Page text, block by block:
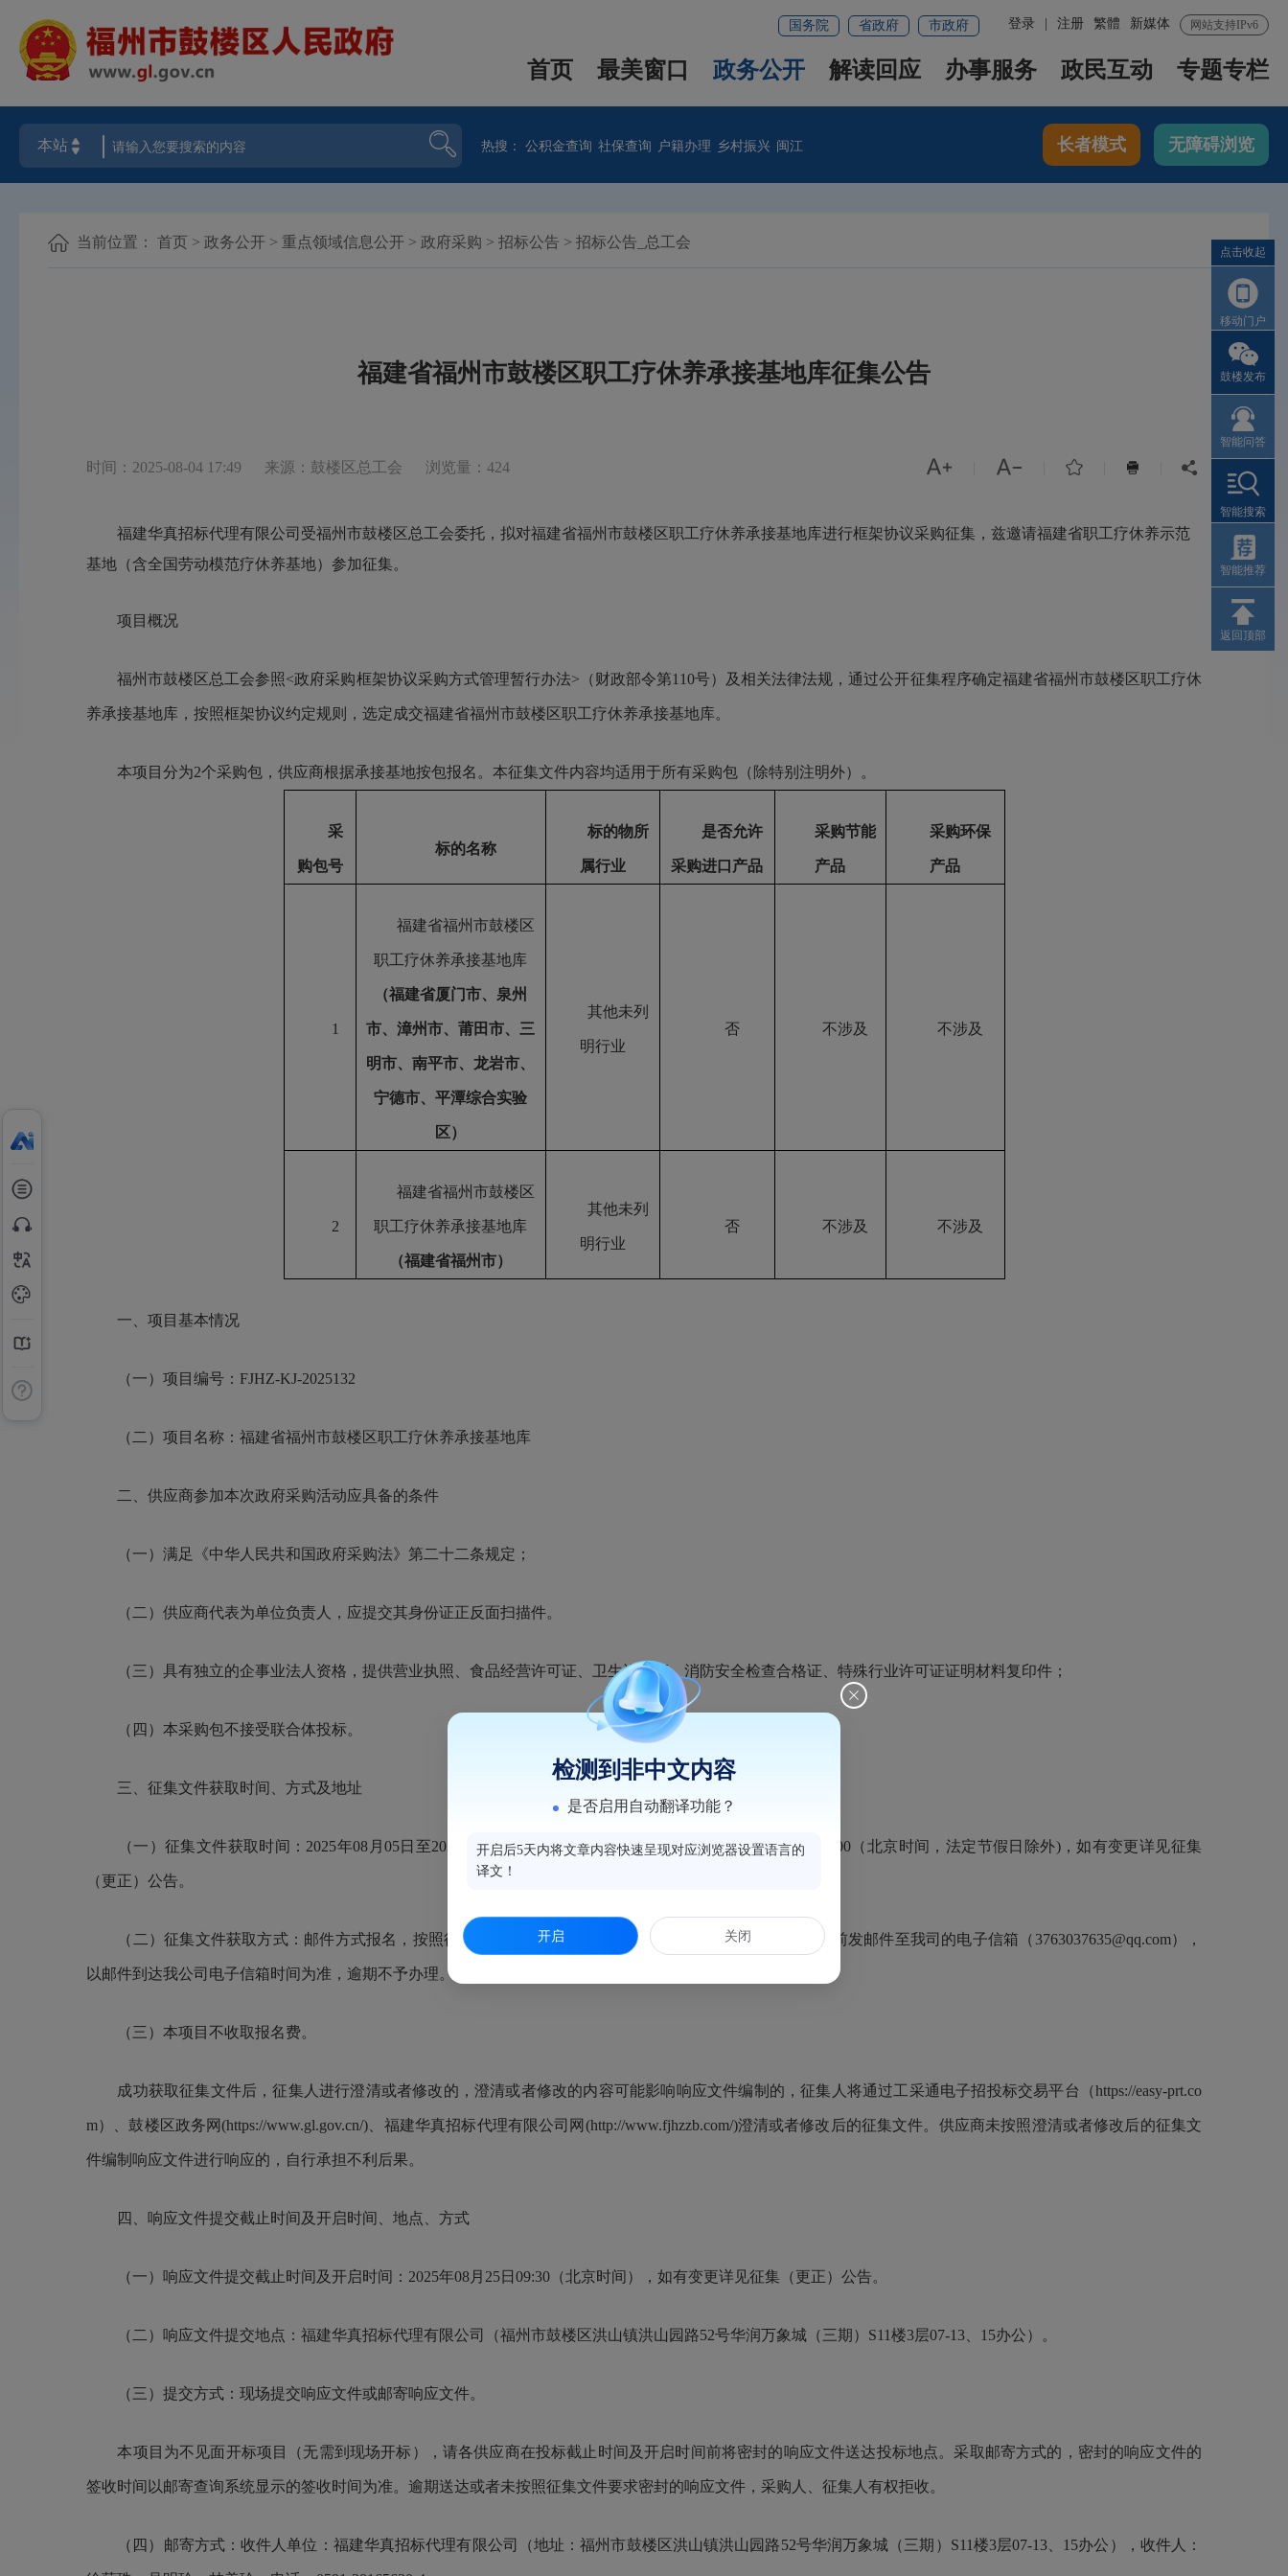
网站支持IPv6
新媒体
繁體
登录 注册
国务院 省政府 市政府
首页 最美窗口 政务公开 解读回应 办事服务 政民互动 专题专栏
热搜：公积金查询 社保查询 户籍办理 乡村振兴 闽江 长者模式 无障碍浏览
当前位置： 首页 > 政务公开 > 重点领域信息公开 > 政府采购 > 招标公告 > 招标公告_总工会
福建省福州市鼓楼区职工疗休养承接基地库征集公告
时间：2025-08-04 17:49 来源：鼓楼区总工会 浏览量：424     
福建华真招标代理有限公司 受福州市鼓楼区总工会委托，拟对福建省福州市鼓楼区职工疗休养承接基地库进行框架协议采购征集， 兹邀请福建省职工疗休养示范
基地（含全国劳动模范疗休养基地）参加征集。
项目概况
福州市鼓楼区总工会参照<政府采购框架协议采购方式管理暂行办法>（财政部令第110号）及相关法律法规，通过公开征集程序确定福建省福州市鼓楼区职工疗休
养承接基地库，按照框架协议约定规则，选定成交福建省福州市鼓楼区职工疗休养承接基地库。
本项目分为2个采购包，供应商根据承接基地按包报名。本征集文件内容均适用于所有采购包（除特别注明外）。
采
购包号
标的名称
标的物所
属行业
是否允许
采购进口产品
采购节能
产品
采购环保
产品
1
福建省福州市鼓楼区
职工疗休养承接基地库
（福建省厦门市、泉州
市、漳州市、莆田市、三
明市、南平市、龙岩市、
宁德市、平潭综合实验
区）
其他未列
明行业
否 不涉及 不涉及
2
福建省福州市鼓楼区
职工疗休养承接基地库
（福建省福州市）
其他未列
明行业
否 不涉及 不涉及
一、项目基本情况
（一）项目编号：FJHZ-KJ-2025132
（二）项目名称： 福建省福州市鼓楼区职工疗休养承接基地库
二、供应商参加本次政府采购活动应具备的条件
（一）满足《中华人民共和国政府采购法》第二十二条规定；
（二）供应商代表为单位负责人，应提交其身份证正反面扫描件。
（三）具有独立的企事业法人资格，提供营业执照、食品经营许可证、卫生许可证、消防安全检查合格证、特殊行业许可证证明材料复印件；
（四）本采购包不接受联合体投标。
三、征集文件获取时间、方式及地址
（一）征集文件获取时间：2025年08 月05日至2025年08月11日，每天09:00:00至12:00:00，14:30:00至17: 0:00（北京时间，法定节假日除外)，如有变更详见征集
（更正）公告。
（二）征集文件获取方式：邮件方式报名，按照征集公告提供的购买标书登记表在获取征集文件截止时间前发邮件至我司的电子信箱（3763037635@qq.com），
以邮件到达我公司电子信箱时间为准，逾期不予办理。
（三）本项目不收取报名费。
成功获取征集文件后，征集人进行澄清或者修改的，澄清或者修改的内容可能影响响应文件编制的，征集人将通过工采通电子招投标交易平台（https://easy-prt.co
m） 、鼓楼区政务网(https://www.gl.gov.cn/)、福建华真招标代理有限公司网(http://www.fjhzzb.com/)澄清或者修改后的征集文件。 供应商未按照澄清或者修改后的征集文
件编制响应文件进行响应的，自行承担不利后果。
四、响应文件提交截止时间及开启时间、地点、方式
（一）响应文件提交截止时间及开启时间：2025年08月 25日09:30（北京时间），如有变更详见征集（更正）公告。
（二）响应文件提交地点： 福建华真招标代理有限公司 （福州市鼓楼区洪山镇洪山园路52号华润万象城（三期）S11楼3层07-13、15办公）。
（三）提交方式：现场提交响应文件或邮寄响应文件。
本项目为不见面开标项目（无需到现场开标），请各供应商在投标截止时间及开启时间前将密封的响应文件送达投标地点。采取邮寄方式的，密封的响应文件的
签收时间以邮寄查询系统显示的签收时间为准。逾期送达或者未按照征集文件要求密封的响应文件，采购人、征集人有权拒收。
（四）邮寄方式：收件人单位： 福建华真招标代理有限公司 （地址：福州市鼓楼区洪山镇洪山园路52号华润万象城（三期）S11楼3层07-13、15办公 ） ，收件人：
点击收起
移动门户
鼓楼发布
智能问答
智能搜索
智能推荐
返回顶部
检测到非中文内容
是否启用自动翻译功能？
开启后5天内将文章内容快速呈现对应浏览器设置语言的
译文！
开启 关闭